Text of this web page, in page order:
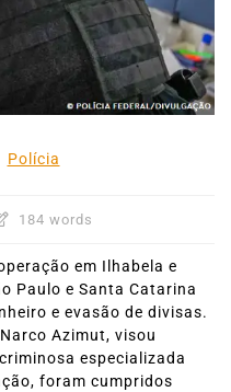
Polícia
184 words
em Ilhabela e
Paulo e Santa Catarina
e evasão de divisas.
Azimut, visou
especializada
foram cumpridos